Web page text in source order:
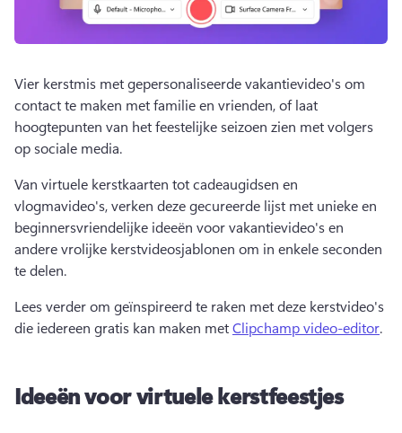
Vier kerstmis met gepersonaliseerde vakantievideo's om
contact te maken met familie en vrienden, of laat
hoogtepunten van het feestelijke seizoen zien met volgers
op sociale media.
Van virtuele kerstkaarten tot cadeaugidsen en
vlogmavideo's, verken deze gecureerde lijst met unieke en
beginnersvriendelijke ideeën voor vakantievideo's en
andere vrolijke kerstvideosjablonen om in enkele seconden
te delen.
Lees verder om geïnspireerd te raken met deze kerstvideo's
die iedereen gratis kan maken met Clipchamp video-editor.
Ideeën voor virtuele kerstfeestjes